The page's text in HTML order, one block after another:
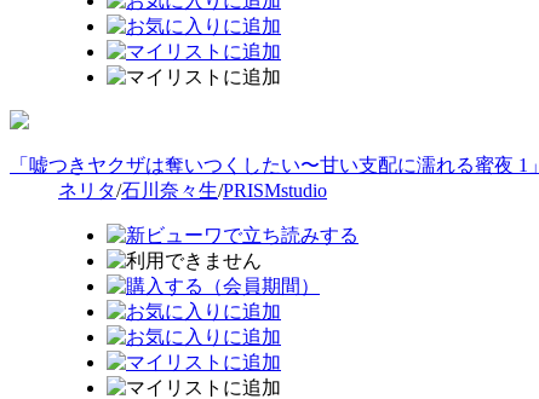
「嘘つきヤクザは奪いつくしたい〜甘い支配に濡れる蜜夜 1」
ネリタ/石川奈々生/PRISMstudio